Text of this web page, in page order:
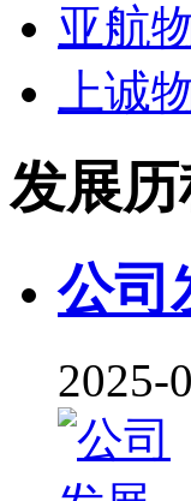
亚航
上诚
发展历
公司
2025-